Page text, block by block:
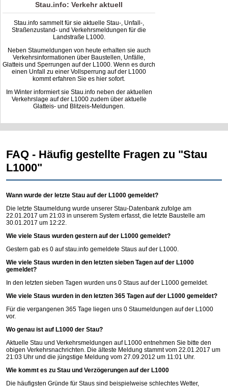
Stau.info: Verkehr aktuell
Stau.info sammelt für sie aktuelle Stau-, Unfall-,
Straßenzustand- und Verkehrsmeldungen für die
Landstraße L1000.
Neben Staumeldungen von heute erhalten sie auch
Verkehrsinformationen über Baustellen, Unfälle,
Glatteis und Sperrungen auf der L1000. Wenn es durch
einen Unfall zu einer Vollsperrung auf der L1000
kommt erfahren Sie es hier sofort.
Im Winter informiert sie Stau.info neben der aktuellen
Verkehrslage auf der L1000 zudem über aktuelle
Glatteis- und Blitzeis-Meldungen.
FAQ - Häufig gestellte Fragen zu "Stau
L1000"
Wann wurde der letzte Stau auf der L1000 gemeldet?
Die letzte Staumeldung wurde unserer Stau-Datenbank zufolge am
22.01.2017 um 21:03 in unserem System erfasst, die letzte Baustelle am
30.01.2017 um 12:22.
Wie viele Staus wurden gestern auf der L1000 gemeldet?
Gestern gab es 0 aufstau.info gemeldete Staus auf der L1000.
Wie viele Staus wurden in den letzten sieben Tagen auf der L1000
gemeldet?
In den letzten sieben Tagen wurden uns 0 Staus auf der L1000 gemeldet.
Wie viele Staus wurden in den letzten 365 Tagen auf der L1000 gemeldet?
Für die vergangenen 365 Tage liegen uns 0 Staumeldungen auf der L1000
vor.
Wo genau ist auf L1000 der Stau?
Aktuelle Stau und Verkehrsmeldungen auf L1000 entnehmen Sie bitte den
obigen Verkehrsnachrichten. Die älteste Meldung stammt vom 22.01.2017 um
21:03 Uhr und die jüngstige Meldung vom 27.09.2012 um 11:01 Uhr.
Wie kommt es zu Stau und Verzögerungen auf der L1000
Die häufigsten Gründe für Staus sind beispielweise schlechtes Wetter,